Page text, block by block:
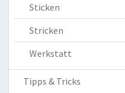
Sticken
Stricken
Werkstatt
Tipps & Tricks